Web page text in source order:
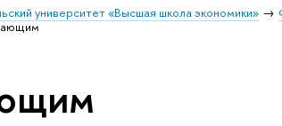
университет «Высшая школа экономики»